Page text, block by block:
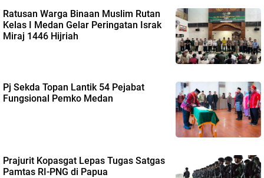
Ratusan Warga Binaan Muslim Rutan
Kelas I Medan Gelar Peringatan Israk
Miraj 1446 Hijriah
Pj Sekda Topan Lantik 54 Pejabat
Fungsional Pemko Medan
Prajurit Kopasgat Lepas Tugas Satgas
Pamtas RI-PNG di Papua